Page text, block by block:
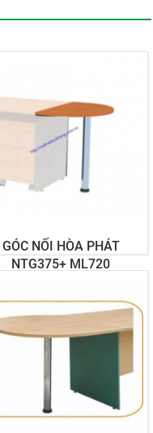
GÓC NỐI HÒA PHÁT
NTG375+ ML720
Liên hệ